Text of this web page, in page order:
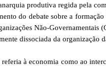
produtiva regida pela
do debate sobre a formação
Não-Governamentais
dissociada da
à economia como ao